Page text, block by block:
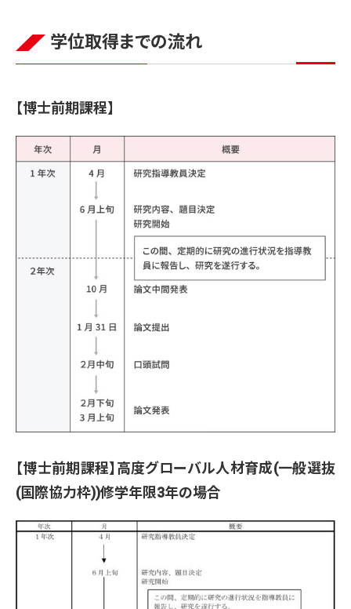
学位取得までの流れ
【博士前期課程】
【博士前期課程】高度グローバル人材育成(一般選抜
(国際協力枠))修学年限3年の場合